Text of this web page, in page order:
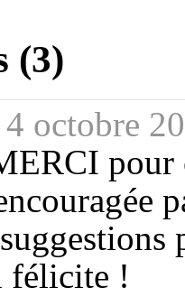
(3)
4 octobre
pour
félicite !